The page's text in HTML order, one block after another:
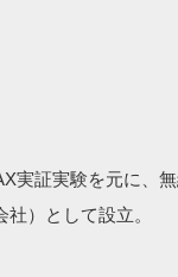
実証実験を元に、
）として設立。